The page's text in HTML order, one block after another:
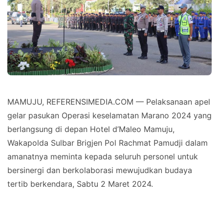
MAMUJU, REFERENSIMEDIA.COM — Pelaksanaan apel
gelar pasukan Operasi keselamatan Marano 2024 yang
berlangsung di depan Hotel d’Maleo Mamuju,
Wakapolda Sulbar Brigjen Pol Rachmat Pamudji dalam
amanatnya meminta kepada seluruh personel untuk
bersinergi dan berkolaborasi mewujudkan budaya
tertib berkendara, Sabtu 2 Maret 2024.